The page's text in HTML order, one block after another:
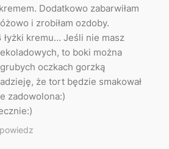
Dodatkowo zabarwiłam
i zrobiłam ozdoby.
łyżki kremu… Jeśli nie masz
to boki można
oczkach gorzką
że tort będzie smakował
zadowolona:)